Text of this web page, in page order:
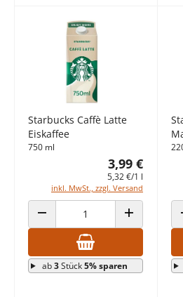
Starbucks Caffè Latte
Eiskaffee
750 ml
3,99 €
5,32 €/1 l
inkl. MwSt., zzgl. Versand
ANZAHL VERRINGERN ANZAHL
ab3Stück5% sparen